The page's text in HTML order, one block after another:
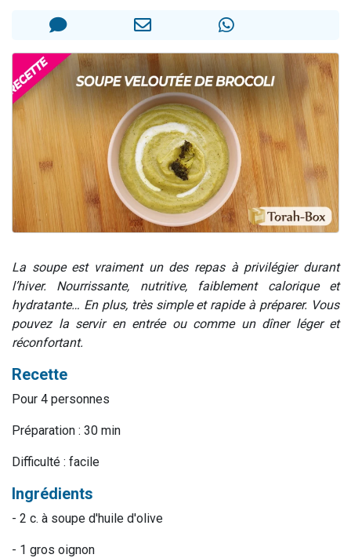
Il reste 49 places pour étudier en groupe sur Zoom
Eva vient de donner son Maasser
Eli vient de donner son Maasser
La soupe est vraiment un des repas à privilégier durant
l’hiver. Nourrissante, nutritive, faiblement calorique et
hydratante… En plus, très simple et rapide à préparer. Vous
pouvez la servir en entrée ou comme un dîner léger et
réconfortant.
Recette
Pour 4 personnes
Préparation : 30 min
Difficulté : facile
Ingrédients
- 2 c. à soupe d'huile d'olive
- 1 gros oignon